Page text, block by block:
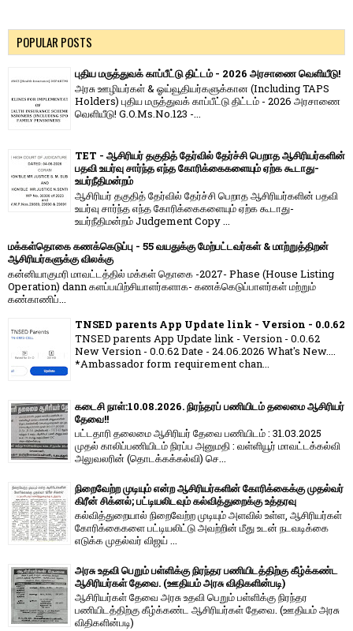
POPULAR POSTS
புதிய மருத்துவக் காப்பீட்டு திட்டம் - 2026 அரசாணை வெளியீடு!
அரசு ஊழியர்கள் & ஓய்வூதியர்களுக்கான (Including TAPS
Holders) புதிய மருத்துவக் காப்பீட்டு திட்டம் - 2026 அரசாணை
வெளியீடு! G.O.Ms.No.123 -...
TET - ஆசிரியர் தகுதித் தேர்வில் தேர்ச்சி பெறாத ஆசிரியர்களின்
பதவி உயர்வு சார்ந்த எந்த கோரிக்கைகளையும் ஏற்க கூடாது-
உயர்நீதிமன்றம்
ஆசிரியர் தகுதித் தேர்வில் தேர்ச்சி பெறாத ஆசிரியர்களின் பதவி
உயர்வு சார்ந்த எந்த கோரிக்கைகளையும் ஏற்க கூடாது-
உயர்நீதிமன்றம் Judgement Copy ...
மக்கள்தொகை கணக்கெடுப்பு - 55 வயதுக்கு மேற்பட்டவர்கள் & மாற்றுத்திறன்
ஆசிரியர்களுக்கு விலக்கு
கன்னியாகுமரி மாவட்டத்தில் மக்கள் தொகை -2027- Phase (House Listing
Operation) dann களப்பயிற்சியாளர்களாக- கணக்கெடுப்பாளர்கள் மற்றும்
கண்காணிப்...
TNSED parents App Update link - Version - 0.0.62
TNSED parents App Update link - Version - 0.0.62
New Version - 0.0.62 Date - 24.06.2026 What's New....
*Ambassador form requirement chan...
கடைசி நாள்:10.08.2026. நிரந்தரப் பணியிடம் தலைமை ஆசிரியர்
தேவை!!
பட்டதாரி தலைமை ஆசிரியர் தேவை பணியிடம் : 31.03.2025
முதல் காலிப்பணியிடம் நிரப்ப அனுமதி : வள்ளியூர் மாவட்டக்கல்வி
அலுவலரின் (தொடக்கக்கல்வி) செ...
நிறைவேற்ற முடியும் என்ற ஆசிரியர்களின் கோரிக்கைக்கு முதல்வர்
கிரீன் சிக்னல்; பட்டியலிடவும் கல்வித்துறைக்கு உத்தரவு
கல்வித்துறையால் நிறைவேற்ற முடியும் அளவில் உள்ள, ஆசிரியர்கள்
கோரிக்கைகளை பட்டியலிட்டு அவற்றின் மீது உடன் நடவடிக்கை
எடுக்க முதல்வர் விஜய் ...
அரசு உதவி பெறும் பள்ளிக்கு நிரந்தர பணியிடத்திற்கு கீழ்க்கண்ட
ஆசிரியர்கள் தேவை. (ஊதியம் அரசு விதிகளின்படி)
ஆசிரியர்கள் தேவை அரசு உதவி பெறும் பள்ளிக்கு நிரந்தர
பணியிடத்திற்கு கீழ்க்கண்ட ஆசிரியர்கள் தேவை. (ஊதியம் அரசு
விதிகளின்படி)